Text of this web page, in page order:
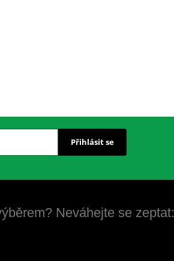
Přihlásit se
Neváhejte se zeptat: